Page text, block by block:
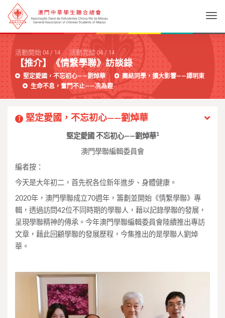
活動開始 04/14 活動完結 04/14
【推介】《情繫學聯》訪談錄
堅定愛國，不忘初心——劉焯華
團結同學，擴大影響——譚明東
生命不息，奮鬥不止——冼為鏗
1 堅定愛國，不忘初心——劉焯華
堅定愛國 不忘初心——劉焯華1
澳門學聯編輯委員會
編者按：
今天是大年初二，首先祝各位新年進步、身體健康。
2020年，澳門學聯成立70週年，籌劃並開始《情繫學聯》專
輯，透過訪問42位不同時期的學聯人，藉以記錄學聯的發展，
呈現學聯精神的傳承。今年澳門學聯編輯委員會陸續推出專訪
文章，藉此回顧學聯的發展歷程，今集推出的是學聯人劉焯
華。